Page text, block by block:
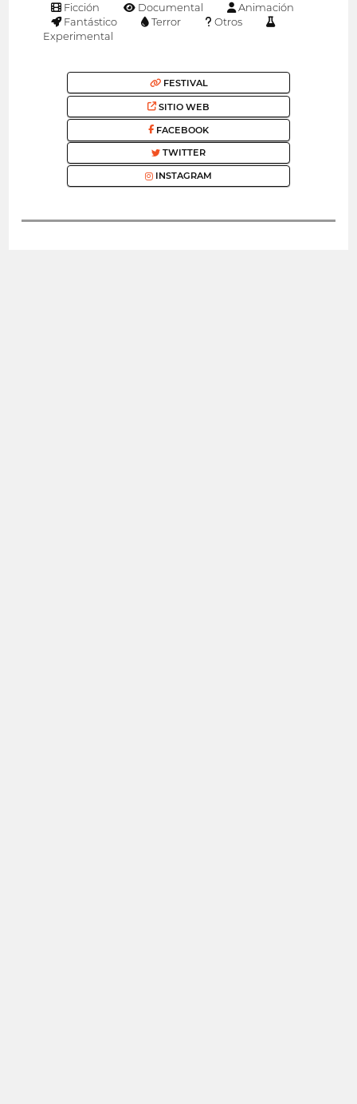
Ficción Documental
Animación
Fantástico
Terror
Otros
Experimental
FESTIVAL
SITIO WEB
FACEBOOK
TWITTER
INSTAGRAM